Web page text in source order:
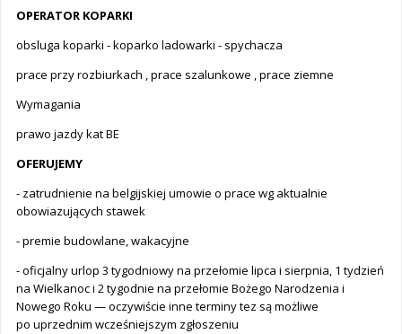
OPERATOR KOPARKI
obsluga koparki - koparko ladowarki - spychacza
prace przy rozbiurkach , prace szalunkowe , prace ziemne
Wymagania
prawo jazdy kat BE
OFERUJEMY
- zatrudnienie na belgijskiej umowie o prace wg aktualnie
obowiazujących stawek
- premie budowlane, wakacyjne
- oficjalny urlop 3 tygodniowy na przełomie lipca i sierpnia, 1 tydzień
na Wielkanoc i 2 tygodnie na przełomie Bożego Narodzenia i
Nowego Roku — oczywiście inne terminy tez są możliwe
po uprzednim wcześniejszym zgłoszeniu